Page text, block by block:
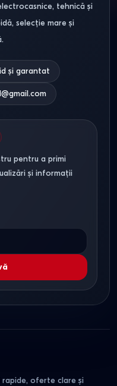
tehnică și
selecție mare și
și garantat
pentru a primi
și informații
oferte clare și